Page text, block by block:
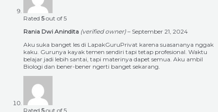
Rated 5out of 5
Rania Dwi Anindita (verified owner) – September 21, 2024
Aku suka banget les di LapakGuruPrivat karena suasananya nggak
kaku. Gurunya kayak temen sendiri tapi tetap profesional. Waktu
belajar jadi lebih santai, tapi materinya dapet semua. Aku ambil
Biologi dan bener-bener ngerti banget sekarang.
Rated 5out of 5